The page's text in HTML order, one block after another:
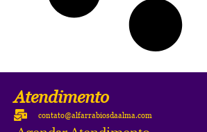
Atendimento
contato@alfarrabiosdaalma.com